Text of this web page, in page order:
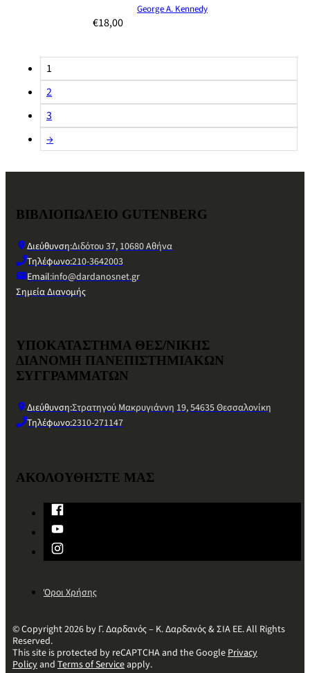
George A. Kennedy
€18,00
1
2
3
→
ΒΙΒΛΙΟΠΩΛΕΙΟ GUTENBERG
Διεύθυνση:Διδότου 37, 10680 Αθήνα
Τηλέφωνο:210-3642003
Email:info@dardanosnet.gr
Σημεία Διανομής
ΥΠΟΚΑΤΑΣΤΗΜΑ ΘΕΣ/ΝΙΚΗΣ
ΔΙΑΝΟΜΗ ΠΑΝΕΠΙΣΤΗΜΙΑΚΩΝ
ΣΥΓΓΡΑΜΜΑΤΩΝ
Διεύθυνση:Στρατηγού Μακρυγιάννη 19, 54635 Θεσσαλονίκη
Τηλέφωνο:2310-271147
ΑΚΟΛΟΥΘΗΣΤΕ ΜΑΣ
Όροι Χρήσης
© Copyright 2026 by Γ. Δαρδανός – Κ. Δαρδανός & ΣΙΑ ΕΕ. All Rights
Reserved.
This site is protected by reCAPTCHA and the GooglePrivacy
Policyand Terms of Serviceapply.